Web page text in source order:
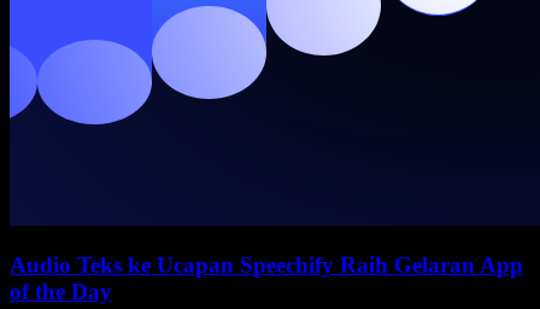
Audio Teks ke Ucapan Speechify Raih Gelaran App
of the Day